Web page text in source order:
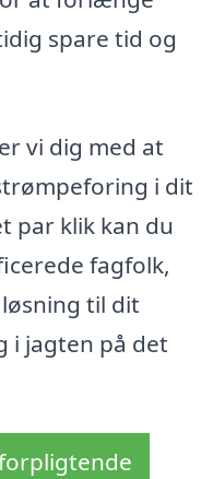
spare tid og
vi dig med at
i dit
par klik kan du
fagfolk,
til dit
i jagten på det